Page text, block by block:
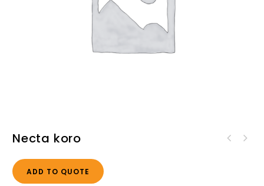
Necta koro
ADD TO QUOTE